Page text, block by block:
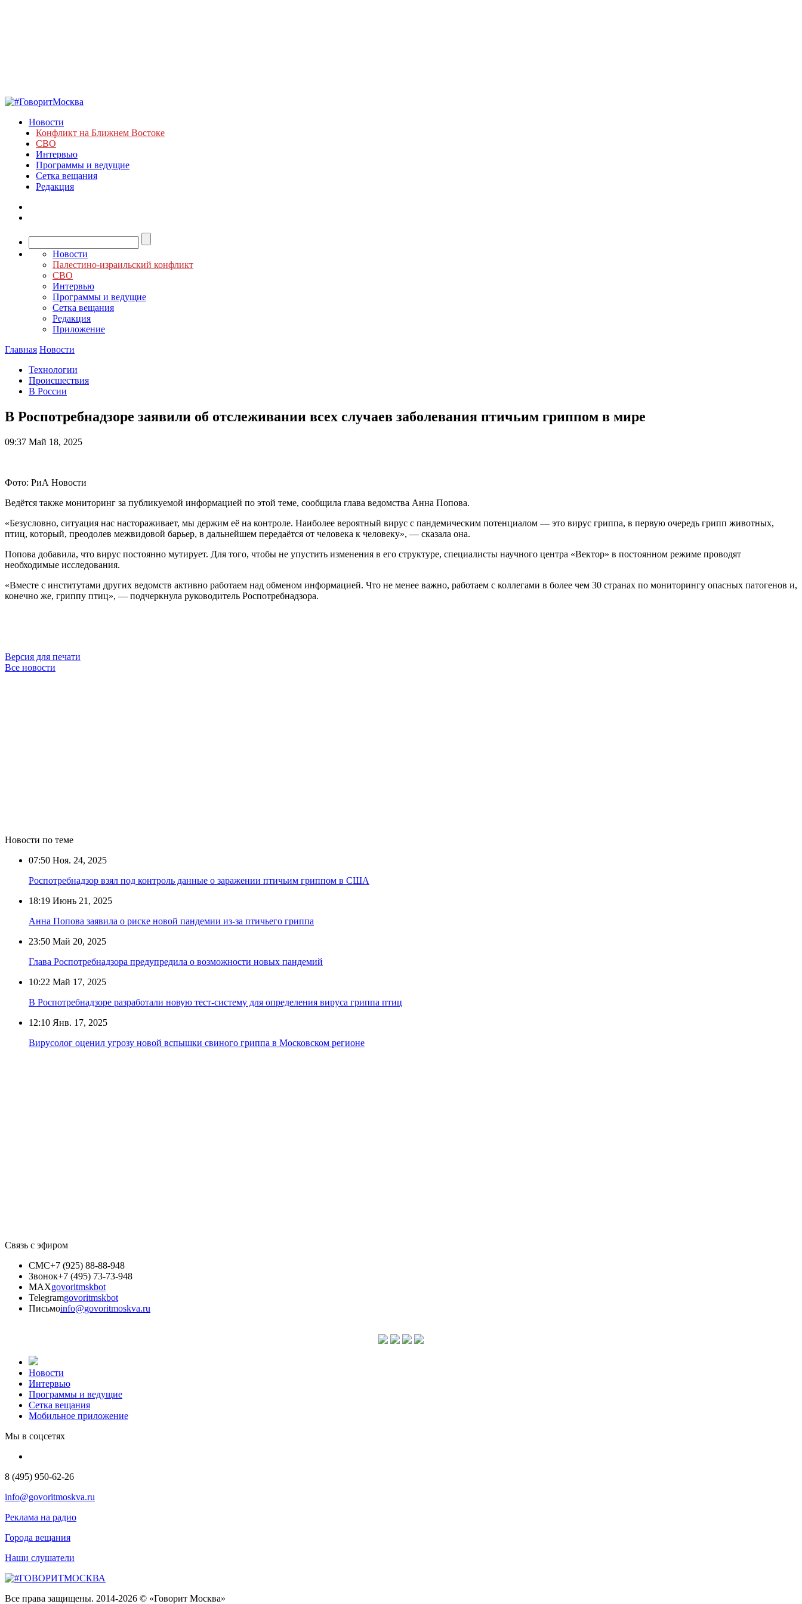
Новости
Конфликт на Ближнем Востоке
СВО
Интервью
Программы и ведущие
Сетка вещания
Редакция
Новости
Палестино-израильский конфликт
СВО
Интервью
Программы и ведущие
Сетка вещания
Редакция
Приложение
Главная Новости
Технологии
Происшествия
В России
В Роспотребнадзоре заявили об отслеживании всех случаев заболевания птичьим гриппом в мире
09:37 Май 18, 2025
Фото: РиА Новости
Ведётся также мониторинг за публикуемой информацией по этой теме, сообщила глава ведомства Анна Попова.
«Безусловно, ситуация нас настораживает, мы держим её на контроле. Наиболее вероятный вирус с пандемическим потенциалом — это вирус гриппа, в первую очередь грипп животных,
птиц, который, преодолев межвидовой барьер, в дальнейшем передаётся от человека к человеку», — сказала она.
Попова добавила, что вирус постоянно мутирует. Для того, чтобы не упустить изменения в его структуре, специалисты научного центра «Вектор» в постоянном режиме проводят
необходимые исследования.
«Вместе с институтами других ведомств активно работаем над обменом информацией. Что не менее важно, работаем с коллегами в более чем 30 странах по мониторингу опасных патогенов и,
конечно же, гриппу птиц», — подчеркнула руководитель Роспотребнадзора.
Версия для печати
Все новости
Новости по теме
07:50 Ноя. 24, 2025
Роспотребнадзор взял под контроль данные о заражении птичьим гриппом в США
18:19 Июнь 21, 2025
Анна Попова заявила о риске новой пандемии из-за птичьего гриппа
23:50 Май 20, 2025
Глава Роспотребнадзора предупредила о возможности новых пандемий
10:22 Май 17, 2025
В Роспотребнадзоре разработали новую тест-систему для определения вируса гриппа птиц
12:10 Янв. 17, 2025
Вирусолог оценил угрозу новой вспышки свиного гриппа в Московском регионе
Связь с эфиром
СМС+7 (925) 88-88-948
Звонок+7 (495) 73-73-948
MAXgovoritmskbot
Telegramgovoritmskbot
Письмоinfo@govoritmoskva.ru
Новости
Интервью
Программы и ведущие
Сетка вещания
Мобильное приложение
Мы в соцсетях
8 (495) 950-62-26
info@govoritmoskva.ru
Реклама на радио
Города вещания
Наши слушатели
Все права защищены. 2014-2026 © «Говорит Москва»